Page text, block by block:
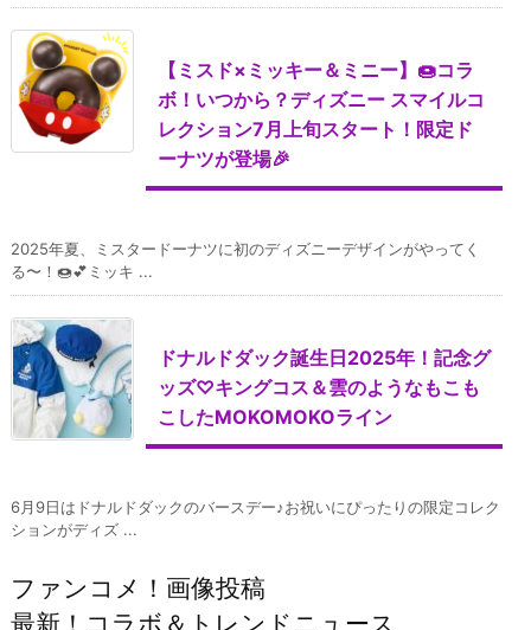
【ミスド×ミッキー＆ミニー】🍩コラ
ボ！いつから？ディズニー スマイルコ
レクション7月上旬スタート！限定ド
ーナツが登場🎉
2025年夏、ミスタードーナツに初のディズニーデザインがやってく
る〜！🍩💕ミッキ ...
ドナルドダック誕生日2025年！記念グ
ッズ♡キングコス＆雲のようなもこも
こしたMOKOMOKOライン
6月9日はドナルドダックのバースデー♪お祝いにぴったりの限定コレク
ションがディズ ...
ファンコメ！画像投稿
最新！コラボ＆トレンドニュース